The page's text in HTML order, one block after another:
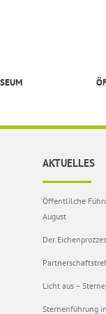
AKTUELLES
Öffentlilche
August
Der
Licht aus –
Sternenführung